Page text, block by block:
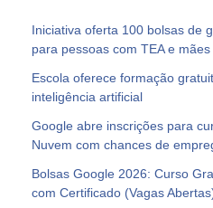
Iniciativa oferta 100 bolsas de
para pessoas com TEA e
Escola oferece formação
inteligência artificial
Google abre inscrições para
Nuvem com chances de
Bolsas Google 2026: Curso
com Certificado (Vagas